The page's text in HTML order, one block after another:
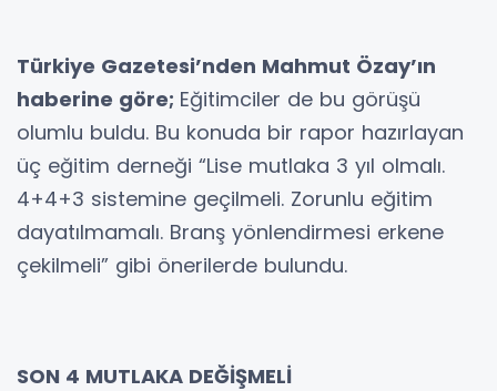
Türkiye Gazetesi’nden Mahmut Özay’ın
haberine göre; Eğitimciler de bu görüşü
olumlu buldu. Bu konuda bir rapor hazırlayan
üç eğitim derneği “Lise mutlaka 3 yıl olmalı.
4+4+3 sistemine geçilmeli. Zorunlu eğitim
dayatılmamalı. Branş yönlendirmesi erkene
çekilmeli” gibi önerilerde bulundu.
SON 4 MUTLAKA DEĞİŞMELİ